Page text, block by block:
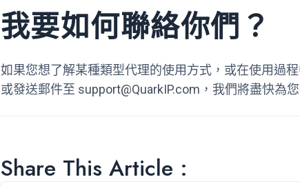
我要如何聯絡你們？
如果您想了解某種類型代理的使用方式，或在使用過
或發送郵件至 support@QuarkIP.com ，我們將盡快為
Share This Article :